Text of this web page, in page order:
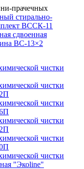
прачечных
стирально-
ВССК-11
сдвоенная
ВС-13×2
чистки
чистки
чистки
чистки
чистки
чистки
"Экоline"